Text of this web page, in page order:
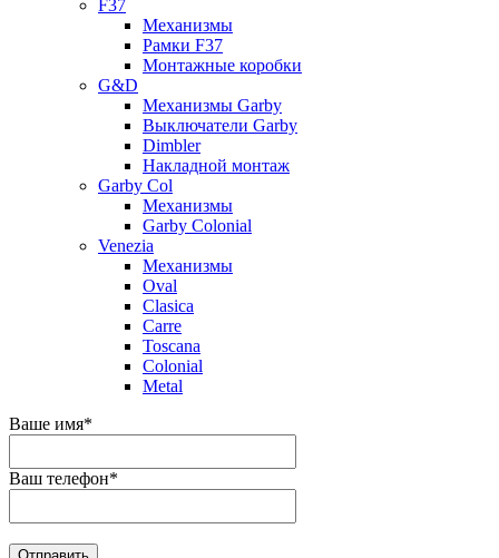
F37
Механизмы
Рамки F37
Монтажные коробки
G&D
Механизмы Garby
Выключатели Garby
Dimbler
Накладной монтаж
Garby Col
Механизмы
Garby Colonial
Venezia
Механизмы
Oval
Clasica
Carre
Toscana
Colonial
Metal
Ваше имя*
Ваш телефон*